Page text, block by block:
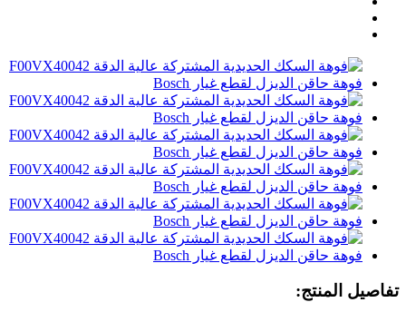
تفاصيل المنتج: